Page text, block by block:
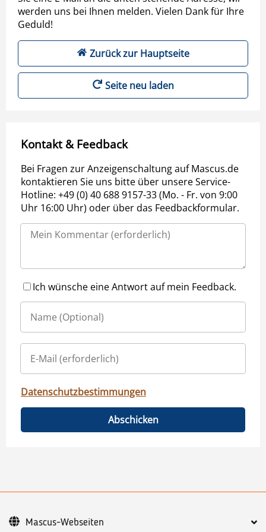
werden uns bei Ihnen melden. Vielen Dank für Ihre
Geduld!
Zurück zur Hauptseite
Seite neu laden
Kontakt & Feedback
Bei Fragen zur Anzeigenschaltung auf Mascus.de
kontaktieren Sie uns bitte über unsere Service-
Hotline: +49 (0) 40 688 9157-33 (Mo. - Fr. von 9:00
Uhr 16:00 Uhr) oder über das Feedbackformular.
Ich wünsche eine Antwort auf mein Feedback.
Datenschutzbestimmungen
Abschicken
Mascus-Webseiten